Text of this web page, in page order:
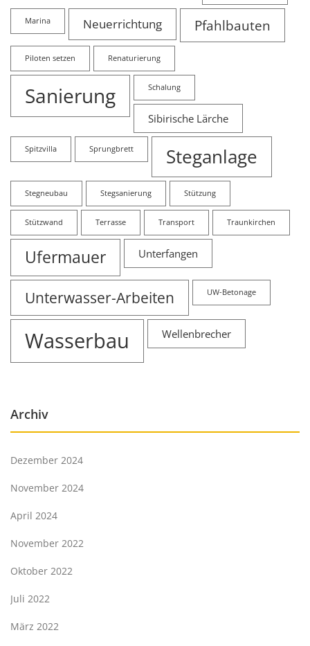
Marina Neuerrichtung Pfahlbauten
Piloten setzen Renaturierung
Sanierung Schalung
Sibirische Lärche
Spitzvilla Sprungbrett Steganlage
Stegneubau Stegsanierung Stützung
Stützwand Terrasse Transport Traunkirchen
Ufermauer Unterfangen
Unterwasser-Arbeiten UW-Betonage
Wasserbau Wellenbrecher
Archiv
Dezember 2024
November 2024
April 2024
November 2022
Oktober 2022
Juli 2022
März 2022